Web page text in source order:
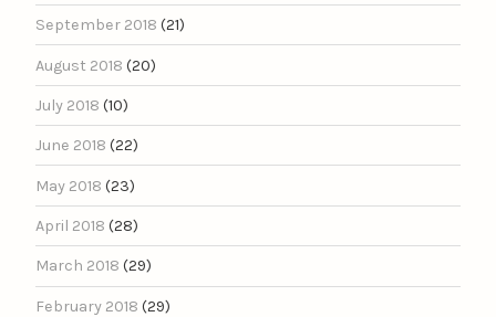
September 2018 (21)
August 2018 (20)
July 2018 (10)
June 2018 (22)
May 2018 (23)
April 2018 (28)
March 2018 (29)
February 2018 (29)